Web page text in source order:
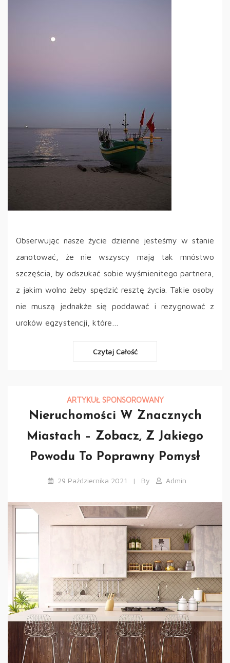
Obserwując nasze życie dzienne jesteśmy w stanie
zanotować, że nie wszyscy mają tak mnóstwo
szczęścia, by odszukać sobie wyśmienitego partnera,
z jakim wolno żeby spędzić resztę życia. Takie osoby
nie muszą jednakże się poddawać i rezygnować z
uroków egzystencji, które…
Czytaj Całość
ARTYKUŁ SPONSOROWANY
Nieruchomości W Znacznych
Miastach – Zobacz, Z Jakiego
Powodu To Poprawny Pomysł
29 Października 2021 By Admin